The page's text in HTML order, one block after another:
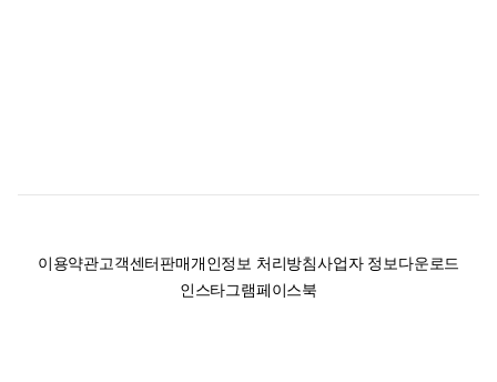
이용약관고객센터판매개인정보 처리방침사업자 정보다운로드
인스타그램페이스북